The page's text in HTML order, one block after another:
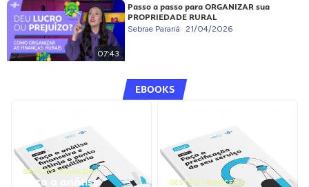
07:43
Passo a passo para ORGANIZAR sua
PROPRIEDADE RURAL
Sebrae Paraná 21/04/2026
EBOOKS
GESTÃO FINANCEIRA
Faça a análise GESTÃO FINANCEIRA